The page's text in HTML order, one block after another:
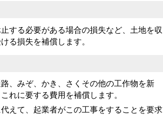
する必要がある場合の損失など、土地を収
る損失を補償します。
、みぞ、かき、さくその他の工作物を新
れに要する費用を補償します。
えて、起業者がこの工事をすることを要求